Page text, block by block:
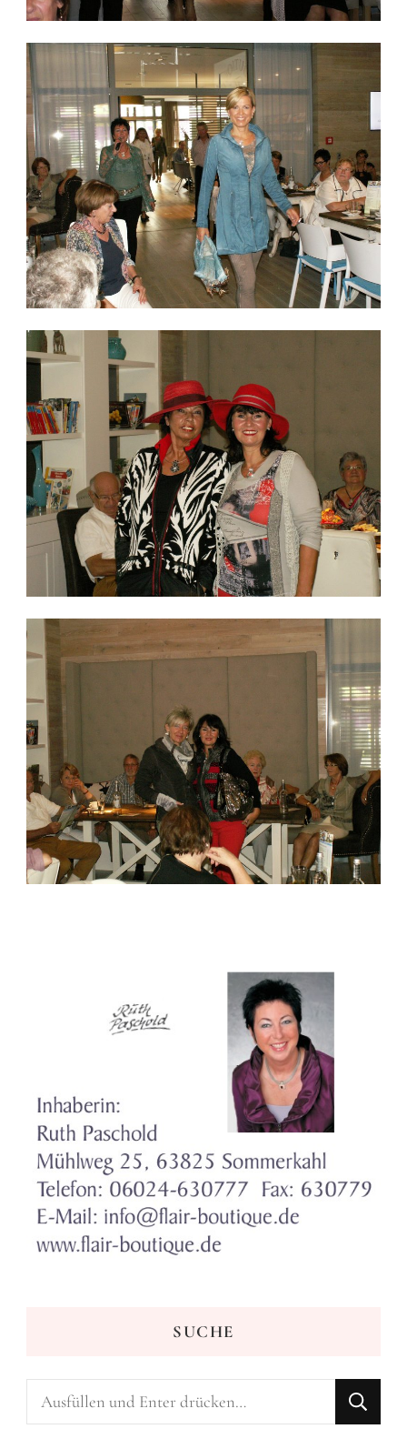
SUCHE
Suchst